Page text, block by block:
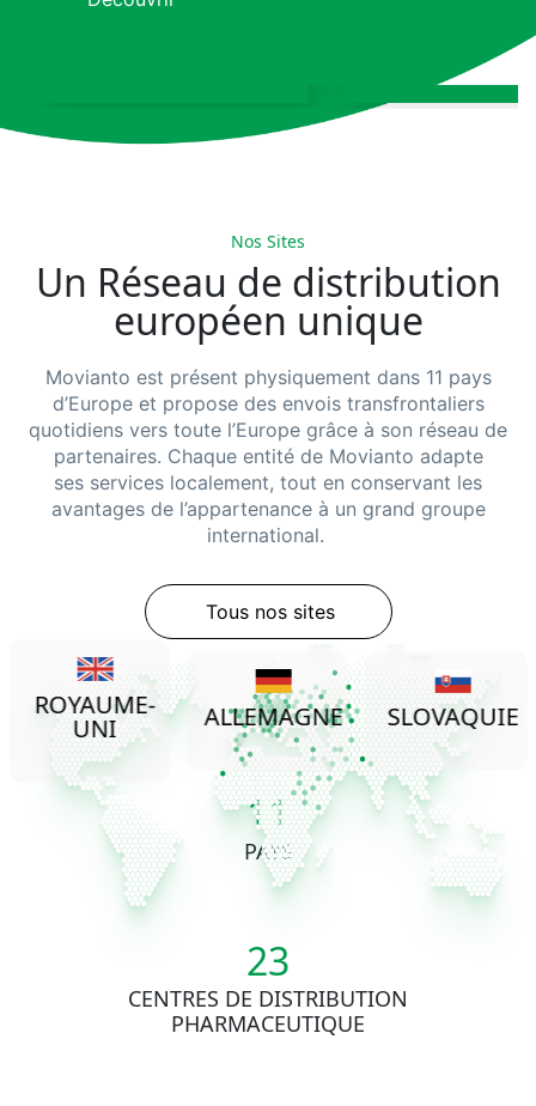
pharmaceutique et
Tout découvrir
Nos Sites
Un Réseau de distribution
européen unique
Movianto est présent physiquement dans 11 pays
d’Europe et propose des envois transfrontaliers
quotidiens vers toute l’Europe grâce à son réseau de
partenaires. Chaque entité de Movianto adapte
ses services localement, tout en conservant les
avantages de l’appartenance à un grand groupe
international.
Tous nos sites
ROYAUME-
UNI ALLEMAGNE SLOVAQUIE
11
PAYS
23
CENTRES DE DISTRIBUTION
PHARMACEUTIQUE